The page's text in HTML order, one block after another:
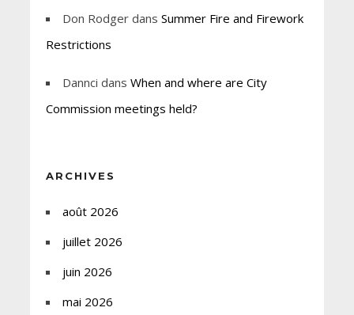
Don Rodgerdans Summer Fire and Firework
Restrictions
Dannci dans When and where are City
Commission meetings held?
ARCHIVES
août 2026
juillet 2026
juin 2026
mai 2026